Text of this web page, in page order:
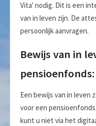
Vita' nodig. Dit is een
van in leven zijn. De
persoonlijk aanvragen.
Bewijs van in
Een bewijs van in leven
voor een
kunt u niet via het